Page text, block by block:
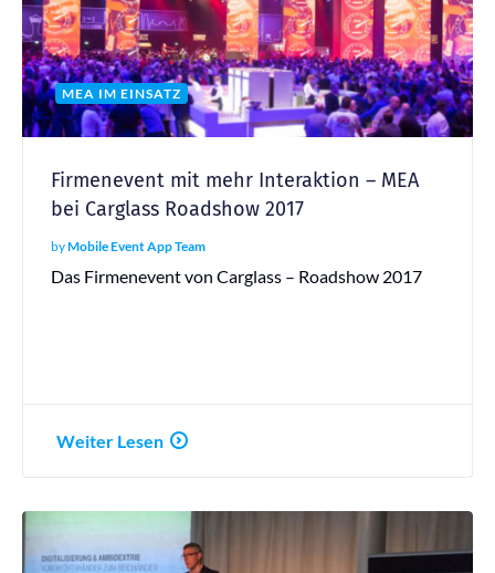
MEA IM EINSATZ
Firmenevent mit mehr Interaktion – MEA
bei Carglass Roadshow 2017
byMobile Event App Team
Das Firmenevent von Carglass – Roadshow 2017
Weiter Lesen